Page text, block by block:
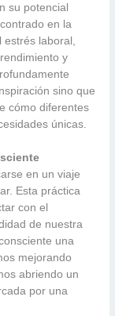
su potencial
en la
laboral,
y
sino que
cómo diferentes
únicas.
en un viaje
Esta práctica
con el
de nuestra
una
mejorando
abriendo un
por una